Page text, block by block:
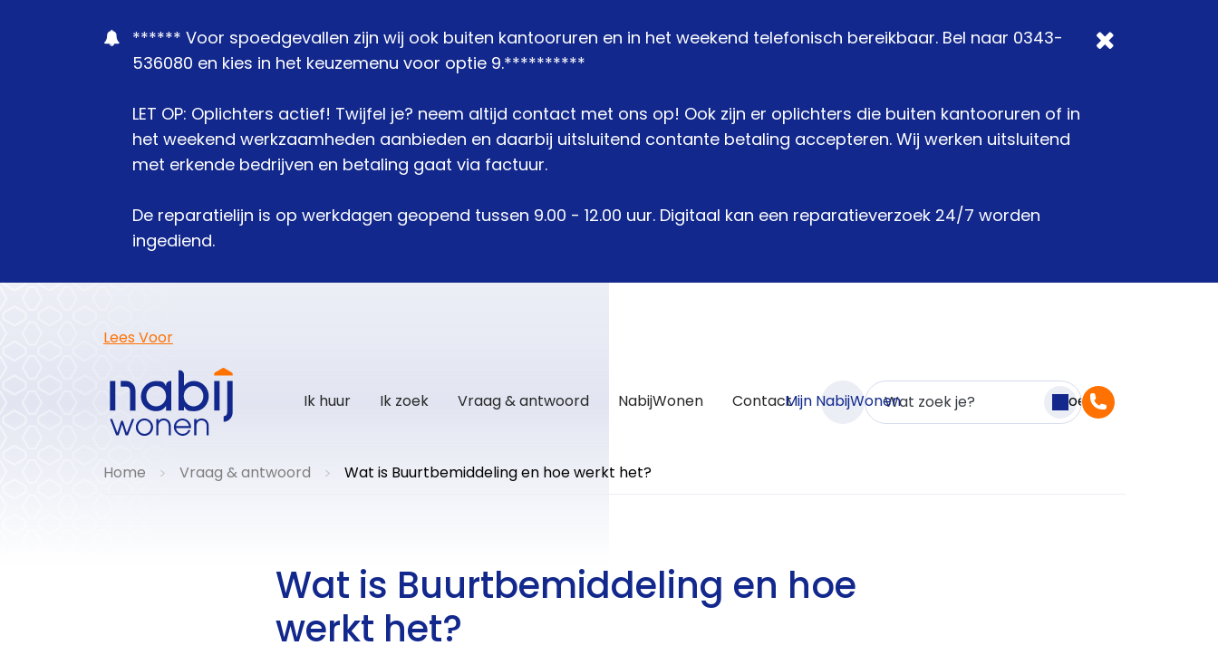
****** Voor spoedgevallen zijn wij ook buiten kantooruren en in het weekend telefonisch bereikbaar. Bel naar 0343-
536080 en kies in het keuzemenu voor optie 9.**********
LET OP: Oplichters actief! Twijfel je? neem altijd contact met ons op! Ook zijn er oplichters die buiten kantooruren of in
het weekend werkzaamheden aanbieden en daarbij uitsluitend contante betaling accepteren. Wij werken uitsluitend
met erkende bedrijven en betaling gaat via factuur.
De reparatielijn is op werkdagen geopend tussen 9.00 - 12.00 uur. Digitaal kan een reparatieverzoek 24/7 worden
ingediend.
Lees Voor
Ik huur Ik zoek Vraag & antwoord NabijWonen ContactMijn NabijWonen Zoeken
Home > Vraag & antwoord > Wat is Buurtbemiddeling en hoe werkt het?
Wat is Buurtbemiddeling en hoe
werkt het?